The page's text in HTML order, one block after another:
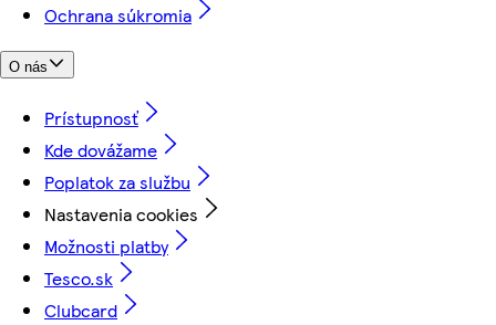
Ochrana súkromia
O nás
Prístupnosť
Kde dovážame
Poplatok za službu
Nastavenia cookies
Možnosti platby
Tesco.sk
Clubcard